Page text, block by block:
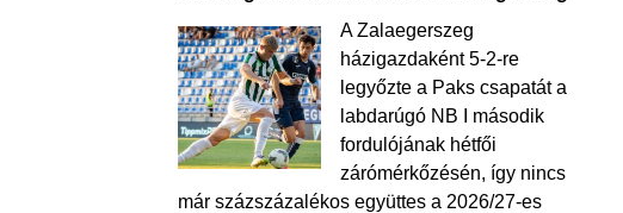
A Zalaegerszeg
házigazdaként 5-2-re
legyőzte a Paks csapatát a
labdarúgó NB I második
fordulójának hétfői
zárómérkőzésén, így nincs
már százszázalékos együttes a 2026/27-es